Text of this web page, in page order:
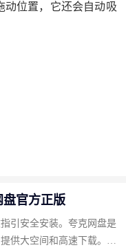
动位置，它还会自动吸
官方正版
引安全安装。夸克网盘是
供大空间和高速下载。按